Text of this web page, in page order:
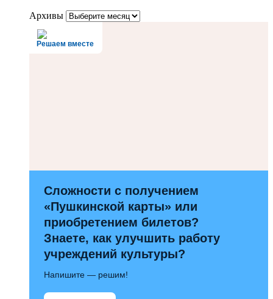
Архивы
Решаем вместе
Сложности с получением
«Пушкинской карты» или
приобретением билетов?
Знаете, как улучшить работу
учреждений культуры?
Напишите — решим!